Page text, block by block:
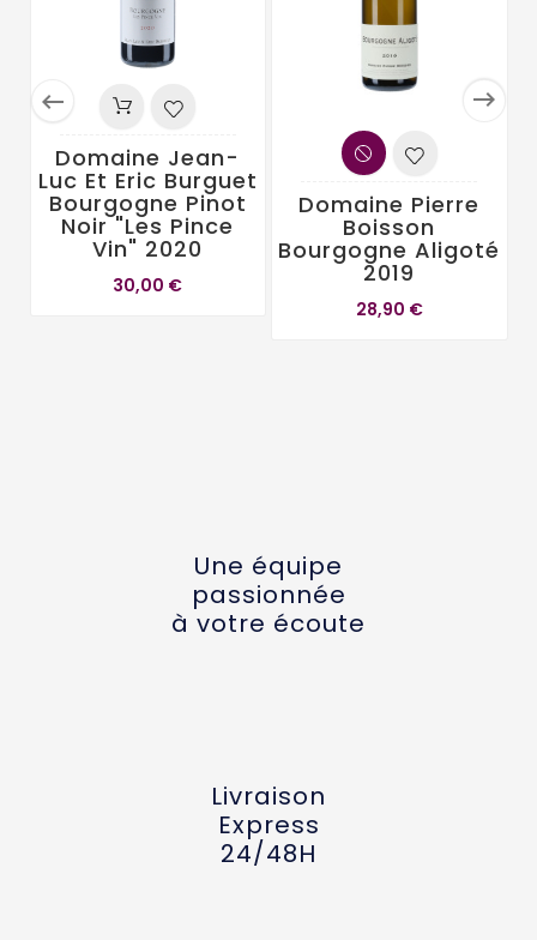
 
Domaine Jean-
Luc Et Eric Burguet
Bourgogne Pinot
Noir "Les Pince
Vin" 2020
30,00 €
Domaine Pierre
Boisson
Bourgogne Aligoté
2019
28,90 €
Une équipe
passionnée
à votre écoute
Livraison
Express
24/48H